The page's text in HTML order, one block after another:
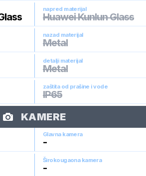
napred materijal
Huawei Kunlun Glass
nazad materijal
Metal
detalji materijal
Metal
zaštita od prašine i vode
IP65
KAMERE
Glavna kamera
-
Širokougaona kamera
-